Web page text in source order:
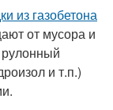
из газобетона
от мусора и
и т.п.)